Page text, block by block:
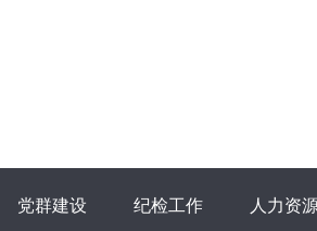
党群建设 纪检工作 人力资